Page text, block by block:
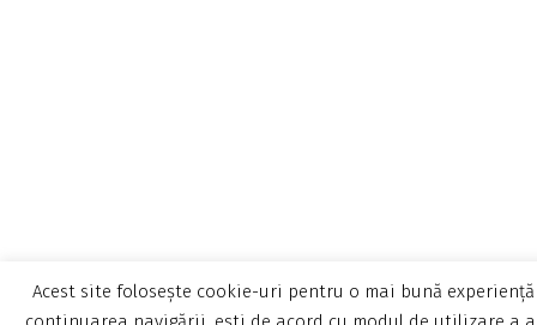
Acest site folosește cookie-uri pentru o mai bună